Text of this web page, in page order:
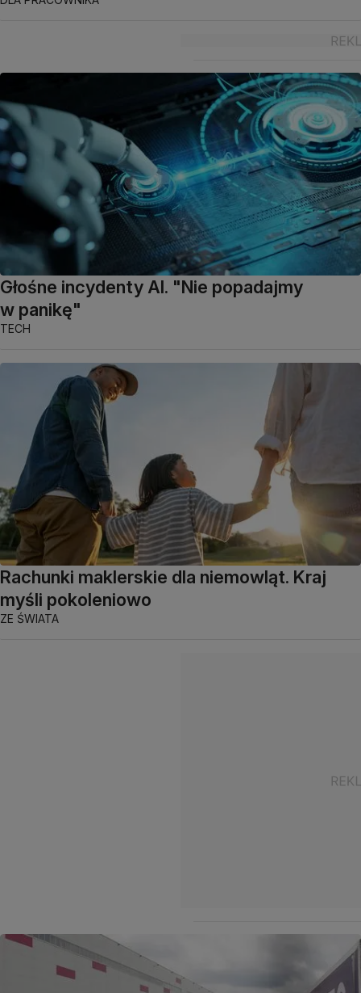
Głośne incydenty AI. "Nie popadajmy
w panikę"
TECH
Rachunki maklerskie dla niemowląt. Kraj
myśli pokoleniowo
ZE ŚWIATA